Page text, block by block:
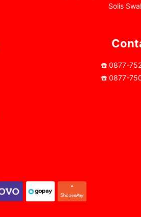
Solis
☎️ 0877-
☎️ 0877-